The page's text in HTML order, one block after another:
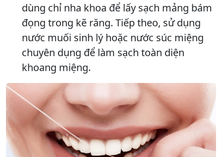
dùng chỉ nha khoa để lấy sạch mảng bám
đọng trong kẽ răng. Tiếp theo, sử dụng
nước muối sinh lý hoặc nước súc miệng
chuyên dụng để làm sạch toàn diện
khoang miệng.